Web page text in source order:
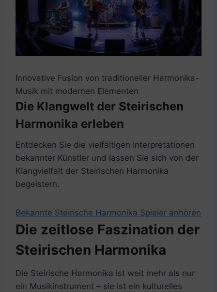
Innovative Fusion von traditioneller Harmonika-
Musik mit modernen Elementen
Die Klangwelt der Steirischen
Harmonika erleben
Entdecken Sie die vielfältigen Interpretationen
bekannter Künstler und lassen Sie sich von der
Klangvielfalt der Steirischen Harmonika
begeistern.
Bekannte Steirische Harmonika Spieler anhören
Die zeitlose Faszination der
Steirischen Harmonika
Die Steirische Harmonika ist weit mehr als nur
ein Musikinstrument – sie ist ein kulturelles